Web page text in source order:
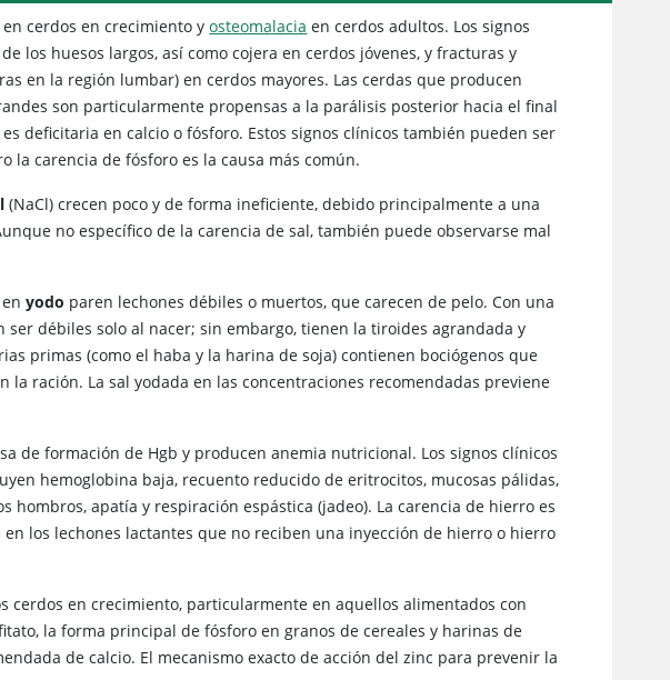
en cerdos en crecimiento yosteomalacia en cerdos adultos. Los signos
los huesos largos, así como cojera en cerdos jóvenes, y fracturas y
en la región lumbar) en cerdos mayores. Las cerdas que producen
son particularmente propensas a la parálisis posterior hacia el final
deficitaria en calcio o fósforo. Estos signos clínicos también pueden ser
la carencia de fósforo es la causa más común.
(NaCl) crecen poco y de forma ineficiente, debido principalmente a una
no específico de la carencia de sal, también puede observarse mal
enyodo paren lechones débiles o muertos, que carecen de pelo. Con una
débiles solo al nacer; sin embargo, tienen la tiroides agrandada y
primas (como el haba y la harina de soja) contienen bociógenos que
la ración. La sal yodada en las concentraciones recomendadas previene
de formación de Hgb y producen anemia nutricional. Los signos clínicos
hemoglobina baja, recuento reducido de eritrocitos, mucosas pálidas,
hombros, apatía y respiración espástica (jadeo). La carencia de hierro es
los lechones lactantes que no reciben una inyección de hierro o hierro
cerdos en crecimiento, particularmente en aquellos alimentados con
la forma principal de fósforo en granos de cereales y harinas de
de calcio. El mecanismo exacto de acción del zinc para prevenir la